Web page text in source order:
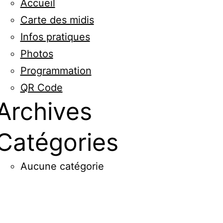
Accueil
Carte des midis
Infos pratiques
Photos
Programmation
QR Code
Aucune catégorie